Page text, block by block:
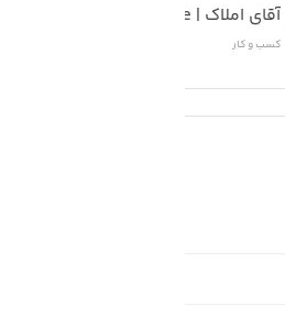
آقای املاک | Mr Estate
کسب‌ و ‌کار